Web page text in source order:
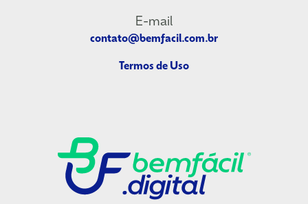
E-mail
contato@bemfacil.com.br
Termos de Uso